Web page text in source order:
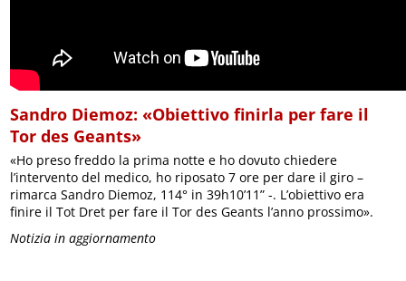
Sandro Diemoz: «Obiettivo finirla per fare il
Tor des Geants»
«Ho preso freddo la prima notte e ho dovuto chiedere
l’intervento del medico, ho riposato 7 ore per dare il giro –
rimarca Sandro Diemoz, 114° in 39h10’11” -. L’obiettivo era
finire il Tot Dret per fare il Tor des Geants l’anno prossimo».
Notizia in aggiornamento